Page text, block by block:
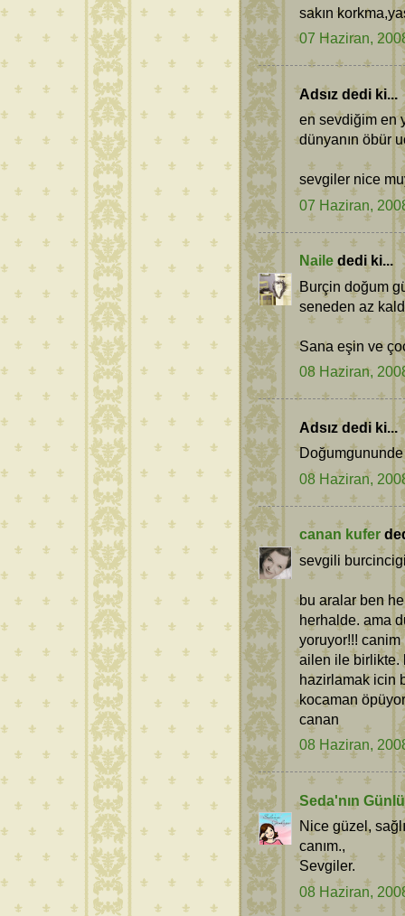
sakın
07 Haziran,
Adsız dedi ki...
en sevdiğim en
dünyanın öbür
sevgiler nice
07 Haziran,
Naile dedi ki...
Burçin doğum
seneden az
Sana eşin ve
08 Haziran,
Adsız dedi ki...
08 Haziran,
canan kufer
sevgili
bu aralar ben
herhalde. ama
yoruyor!!!
ailen ile birlikte.
hazirlamak icin
kocaman
canan
08 Haziran,
Seda'nın
Nice güzel,
canım.,
Sevgiler.
08 Haziran,